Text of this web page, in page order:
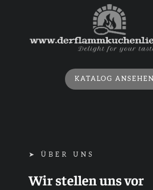
KATALOG ANSEHEN
➤ ÜBER UNS
Wir stellen uns vor